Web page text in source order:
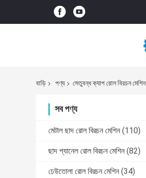
বাড়ি পণ্য সেতুবন্ধ ক্যাপ রোল বিরচন মেশিন
সব পণ্য
মেটাল ছাদ রোল বিরচন মেশিন (110)
ছাদ প্যানেল রোল বিরচন মেশিন (82)
ঢেউতোলা রোল বিরচন মেশিন (34)